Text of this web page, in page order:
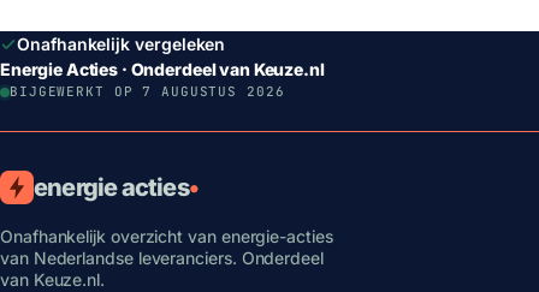
Onafhankelijk vergeleken
Energie Acties · Onderdeel van Keuze.nl
BIJGEWERKT OP 7 AUGUSTUS 2026
energie acties•
Onafhankelijk overzicht van energie-acties
van Nederlandse leveranciers. Onderdeel
van Keuze.nl.